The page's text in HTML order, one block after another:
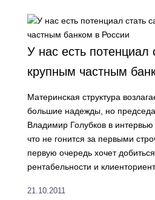
У нас есть потенциал
крупным частным
Материнская структура
большие надежды, но
Владимир Голубков в
что не гонится за первыми
первую очередь хочет
рентабельности и
21.10.2011